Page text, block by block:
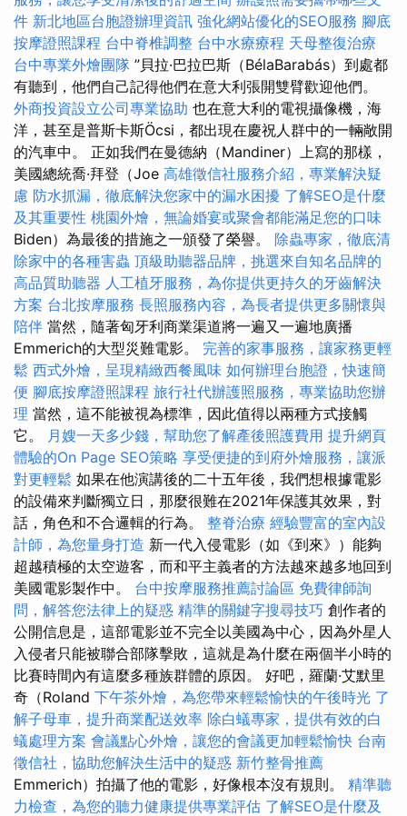
件 新北地區台胞證辦理資訊 強化網站優化的SEO服務 腳底
按摩證照課程 台中脊椎調整 台中水療療程 天母整復治療
台中專業外燴團隊 ”貝拉·巴拉巴斯（BélaBarabás）到處都
有聽到，他們自己記得他們在意大利張開雙臂歡迎他們。
外商投資設立公司專業協助 也在意大利的電視攝像機，海
洋，甚至是普斯卡斯Öcsi，都出現在慶祝人群中的一輛敞開
的汽車中。 正如我們在曼德納（Mandiner）上寫的那樣，
美國總統喬·拜登（Joe 高雄徵信社服務介紹，專業解決疑
慮 防水抓漏，徹底解決您家中的漏水困擾 了解SEO是什麼
及其重要性 桃園外燴，無論婚宴或聚會都能滿足您的口味
Biden）為最後的措施之一頒發了榮譽。 除蟲專家，徹底清
除家中的各種害蟲 頂級助聽器品牌，挑選來自知名品牌的
高品質助聽器 人工植牙服務，為你提供更持久的牙齒解決
方案 台北按摩服務 長照服務內容，為長者提供更多關懷與
陪伴 當然，隨著匈牙利商業渠道將一遍又一遍地廣播
Emmerich的大型災難電影。 完善的家事服務，讓家務更輕
鬆 西式外燴，呈現精緻西餐風味 如何辦理台胞證，快速簡
便 腳底按摩證照課程 旅行社代辦護照服務，專業協助您辦
理 當然，這不能被視為標準，因此值得以兩種方式接觸
它。 月嫂一天多少錢，幫助您了解產後照護費用 提升網頁
體驗的On Page SEO策略 享受便捷的到府外燴服務，讓派
對更輕鬆 如果在他演講後的二十五年後，我們想根據電影
的設備來判斷獨立日，那麼很難在2021年保護其效果，對
話，角色和不合邏輯的行為。 整脊治療 經驗豐富的室內設
計師，為您量身打造 新一代入侵電影（如《到來》）能夠
超越積極的太空遊客，而和平主義者的方法越來越多地回到
美國電影製作中。 台中按摩服務推薦討論區 免費律師詢
問，解答您法律上的疑惑 精準的關鍵字搜尋技巧 創作者的
公開信息是，這部電影並不完全以美國為中心，因為外星人
入侵者只能被聯合部隊擊敗，這就是為什麼在兩個半小時的
比賽時間內有這麼多種族群體的原因。 好吧，羅蘭·艾默里
奇（Roland 下午茶外燴，為您帶來輕鬆愉快的午後時光 了
解子母車，提升商業配送效率 除白蟻專家，提供有效的白
蟻處理方案 會議點心外燴，讓您的會議更加輕鬆愉快 台南
徵信社，協助您解決生活中的疑惑 新竹整骨推薦
Emmerich）拍攝了他的電影，好像根本沒有規則。 精準聽
力檢查，為您的聽力健康提供專業評估 了解SEO是什麼及